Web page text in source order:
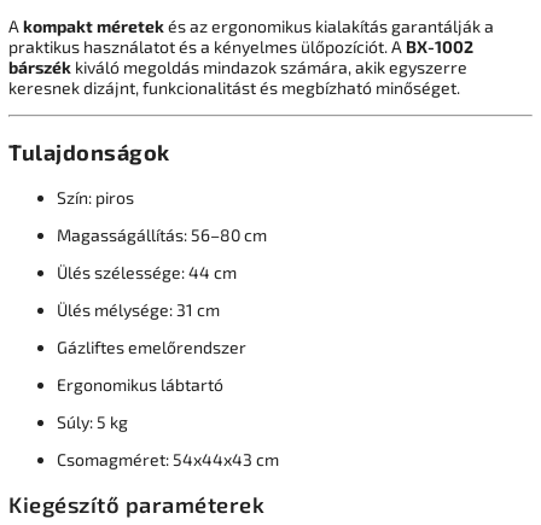
A kompakt méretekés az ergonomikus kialakítás garantálják a
praktikus használatot és a kényelmes ülőpozíciót. A BX-1002
bárszék kiváló megoldás mindazok számára, akik egyszerre
keresnek dizájnt, funkcionalitást és megbízható minőséget.
Tulajdonságok
Szín: piros
Magasságállítás: 56–80 cm
Ülés szélessége: 44 cm
Ülés mélysége: 31 cm
Gázliftes emelőrendszer
Ergonomikus lábtartó
Súly: 5 kg
Csomagméret: 54x44x43 cm
Kiegészítő paraméterek